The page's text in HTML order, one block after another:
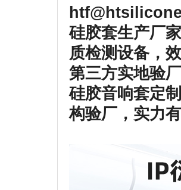
硅胶套生产厂
质检测设备，
第三方实地验
硅胶音响套定
构验厂，实力